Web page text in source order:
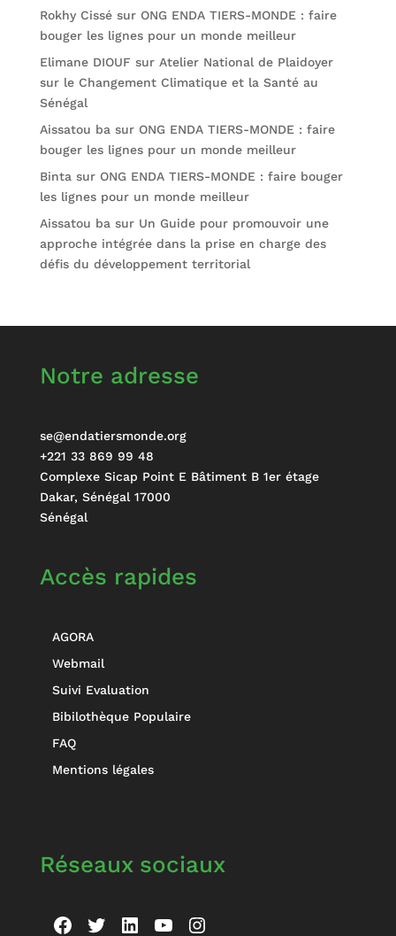
Rokhy Cissésur ONG ENDA TIERS-MONDE : faire
bouger les lignes pour un monde meilleur
Elimane DIOUF sur Atelier National de Plaidoyer
sur le Changement Climatique et la Santé au
Sénégal
Aissatou basur ONG ENDA TIERS-MONDE : faire
bouger les lignes pour un monde meilleur
Bintasur ONG ENDA TIERS-MONDE : faire bouger
les lignes pour un monde meilleur
Aissatou basur Un Guide pour promouvoir une
approche intégrée dans la prise en charge des
défis du développement territorial
Notre adresse
se@endatiersmonde.org
+221 33 869 99 48
Complexe Sicap Point E Bâtiment B 1er étage
Dakar, Sénégal 17000
Sénégal
Accès rapides
AGORA
Webmail
Suivi Evaluation
Bibilothèque Populaire
FAQ
Mentions légales
Réseaux sociaux
Facebook
Twitter
LinkedIn
YouTubeInstagram